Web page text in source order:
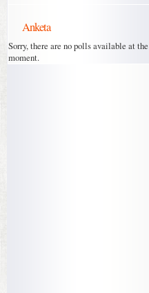
Anketa
Sorry, there are no polls available at the
moment.